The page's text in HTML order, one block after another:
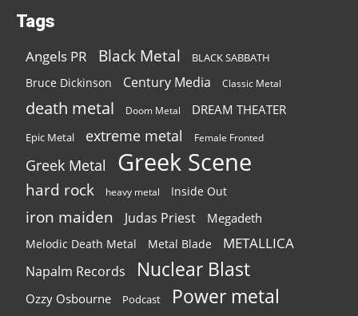
Tags
Angels PR Black Metal BLACK SABBATH
Bruce Dickinson Century Media Classic Metal
death metal Doom Metal DREAM THEATER
Epic Metal extreme metal Female Fronted
Greek Metal Greek Scene
hard rock heavy metal Inside Out
iron maiden Judas Priest Megadeth
Melodic Death Metal Metal Blade METALLICA
Napalm Records Nuclear Blast
Ozzy Osbourne Podcast
Power metal